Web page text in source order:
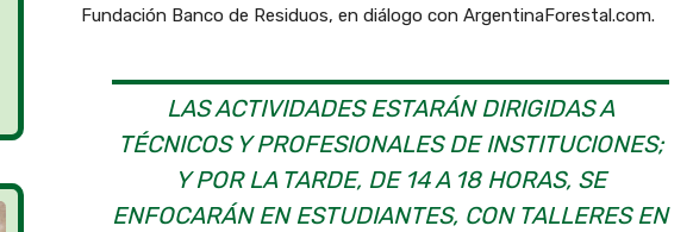
Fundación Banco de Residuos, en diálogo con ArgentinaForestal.com.
LAS ACTIVIDADES ESTARÁN DIRIGIDAS A
TÉCNICOS Y PROFESIONALES DE INSTITUCIONES;
Y POR LA TARDE, DE 14 A 18 HORAS, SE
ENFOCARÁN EN ESTUDIANTES, CON TALLERES EN